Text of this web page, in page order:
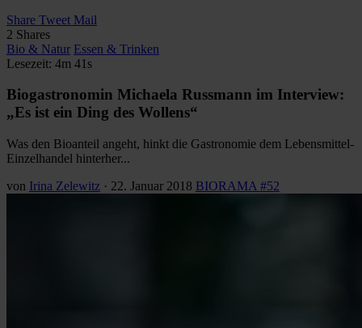
Share Tweet Mail
2 Shares
Bio & Natur Essen & Trinken
Lesezeit: 4m 41s
Biogastronomin Michaela Russmann im Interview:
„Es ist ein Ding des Wollens“
Was den Bioanteil angeht, hinkt die Gastronomie dem Lebensmittel-
Einzelhandel hinterher...
von Irina Zelewitz · 22. Januar 2018 BIORAMA #52